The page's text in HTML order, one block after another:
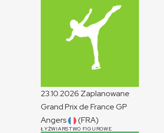
23.10.2026 Zaplanowane
Grand Prix de FranceGP
Angers
(FRA)
ŁYŻWIARSTWO FIGUROWE